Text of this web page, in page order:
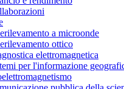
a microonde
ottico
elettromagnetica
per l'informazione